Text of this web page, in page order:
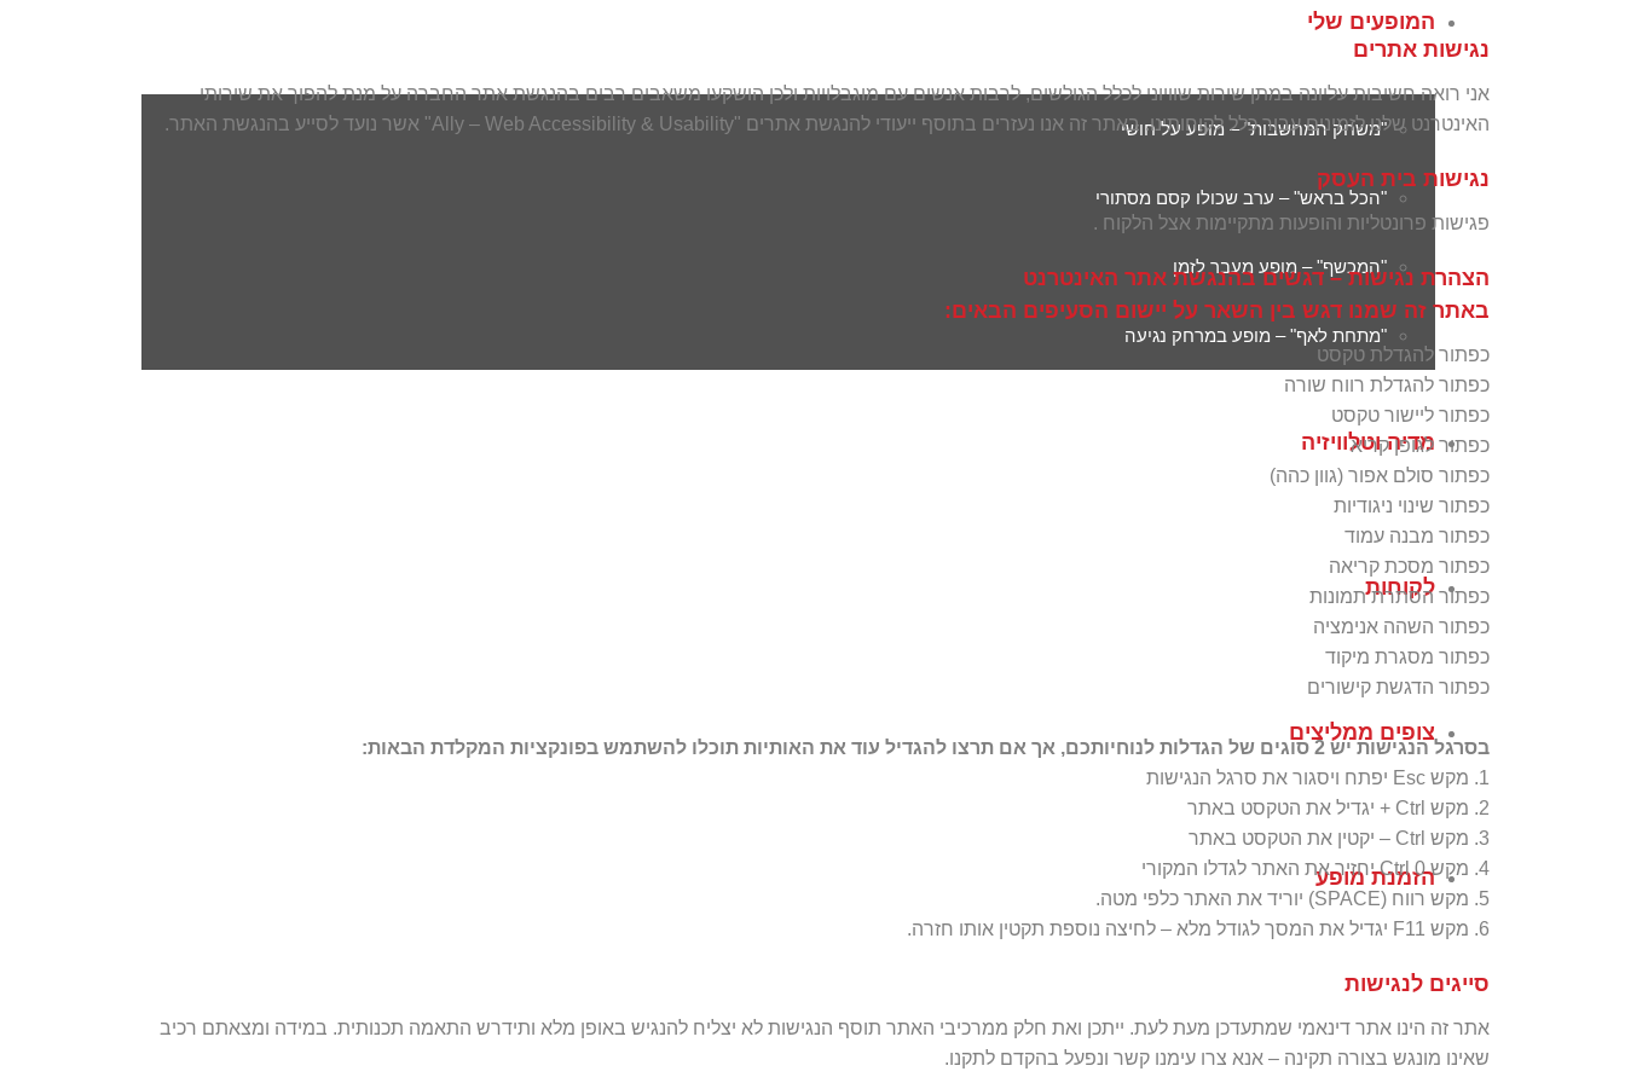
המופעים שלי
"משחק המחשבות" – מופע על חושי
"הכל בראש" – ערב שכולו קסם מסתורי
"המכשף" – מופע מעבר לזמן
"מתחת לאף" – מופע במרחק נגיעה
מדיה וטלוויזיה
לקוחות
צופים ממליצים
הזמנת מופע
נגישות אתרים
אני רואה חשיבות עליונה במתן שירות שוויוני לכלל הגולשים, לרבות אנשים עם מוגבלויות ולכן הושקעו משאבים רבים בהנגשת אתר החברה על מנת להפוך את שירותי
האינטרנט שלנו לזמינים עבור כלל לקוחותינו. באתר זה אנו נעזרים בתוסף ייעודי להנגשת אתרים "Ally – Web Accessibility & Usability" אשר נועד לסייע בהנגשת האתר.
נגישות בית העסק
פגישות פרונטליות והופעות מתקיימות אצל הלקוח .
הצהרת נגישות – דגשים בהנגשת אתר האינטרנט
באתר זה שמנו דגש בין השאר על יישום הסעיפים הבאים:
כפתור להגדלת טקסט
כפתור להגדלת רווח שורה
כפתור ליישור טקסט
כפתור לגופן קריא
כפתור סולם אפור (גוון כהה)
כפתור שינוי ניגודיות
כפתור מבנה עמוד
כפתור מסכת קריאה
כפתור הסתרת תמונות
כפתור השהה אנימציה
כפתור מסגרת מיקוד
כפתור הדגשת קישורים
בסרגל הנגישות יש 2 סוגים של הגדלות לנוחיותכם, אך אם תרצו להגדיל עוד את האותיות תוכלו להשתמש בפונקציות המקלדת הבאות:
1. מקש Esc יפתח ויסגור את סרגל הנגישות
2. מקש Ctrl + יגדיל את הטקסט באתר
3. מקש Ctrl – יקטין את הטקסט באתר
4. מקש Ctrl 0 יחזיר את האתר לגדלו המקורי
5. מקש רווח (SPACE) יוריד את האתר כלפי מטה.
6. מקש F11 יגדיל את המסך לגודל מלא – לחיצה נוספת תקטין אותו חזרה.
סייגים לנגישות
אתר זה הינו אתר דינאמי שמתעדכן מעת לעת. ייתכן ואת חלק ממרכיבי האתר תוסף הנגישות לא יצליח להנגיש באופן מלא ותידרש התאמה תכנותית. במידה ומצאתם רכיב
שאינו מונגש בצורה תקינה – אנא צרו עימנו קשר ונפעל בהקדם לתקנו.